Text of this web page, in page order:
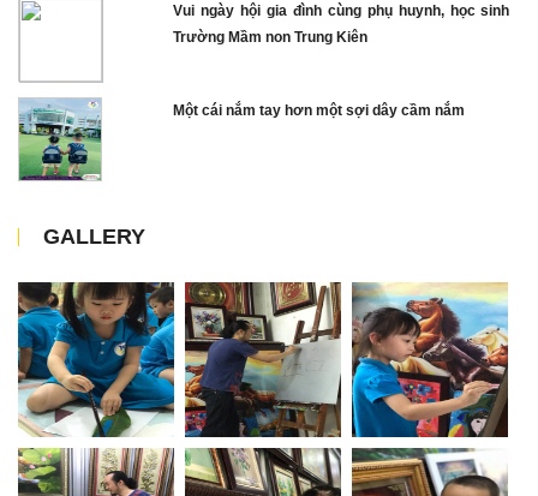
Vui ngày hội gia đình cùng phụ huynh, học sinh
Trường Mầm non Trung Kiên
Một cái nắm tay hơn một sợi dây cầm nắm
GALLERY